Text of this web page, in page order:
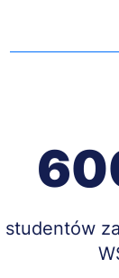
studentów